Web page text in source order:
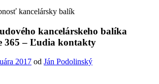
kancelárskeho balíka
365 – Ľudia kontakty
2017 od Ján Podolinský